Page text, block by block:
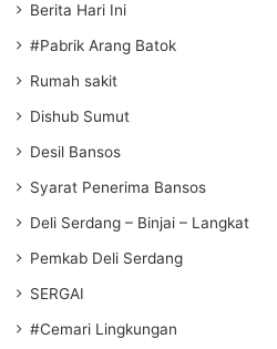
Berita Hari Ini
#Pabrik Arang Batok
Rumah sakit
Dishub Sumut
Desil Bansos
Syarat Penerima Bansos
Deli Serdang – Binjai – Langkat
Pemkab Deli Serdang
SERGAI
#Cemari Lingkungan